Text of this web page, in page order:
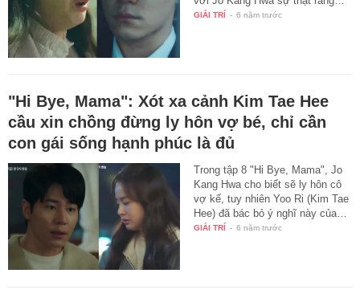
GIẢI TRÍ - 6 năm trước
"Hi Bye, Mama": Xót xa cảnh Kim Tae Hee
cầu xin chồng đừng ly hôn vợ bé, chỉ cần
con gái sống hạnh phúc là đủ
Trong tập 8 "Hi Bye, Mama", Jo
Kang Hwa cho biết sẽ ly hôn cô
vợ kế, tuy nhiên Yoo Ri (Kim Tae
Hee) đã bác bỏ ý nghĩ này của…
GIẢI TRÍ - 6 năm trước